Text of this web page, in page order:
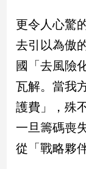
樂
星
聞
流
行/
尚
追
更令人心驚
去引以為傲
國「去風險
瓦解。當我
護費」，殊
一旦籌碼喪
從「戰略夥